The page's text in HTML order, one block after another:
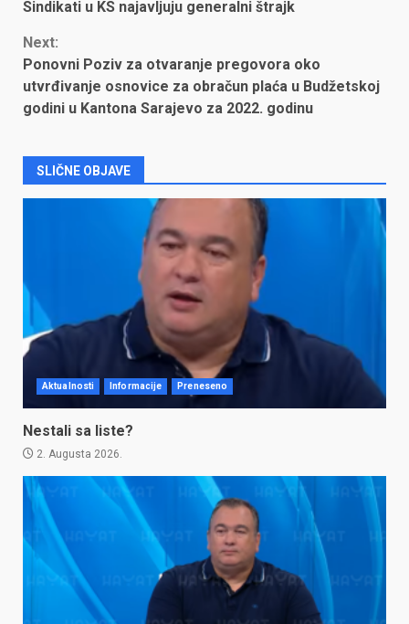
Sindikati u KS najavljuju generalni štrajk
Next:
Ponovni Poziv za otvaranje pregovora oko
utvrđivanje osnovice za obračun plaća u Budžetskoj
godini u Kantona Sarajevo za 2022. godinu
SLIČNE OBJAVE
Aktualnosti Informacije Preneseno
Nestali sa liste?
2. Augusta 2026.